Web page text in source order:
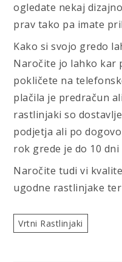
ogledate nekaj
prav tako pa imate
Kako si svojo gredo
Naročite jo lahko kar
pokličete na
plačila je predračun
rastlinjaki so
podjetja ali po
rok grede je do 10 dni
Naročite tudi vi
ugodne rastlinjake
Vrtni Rastlinjaki